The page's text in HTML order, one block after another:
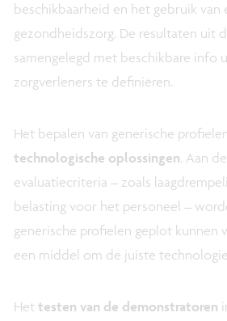
beschikbaarheid en het gebruik van
gezondheidszorg. De resultaten uit
samengelegd met beschikbare info
zorgverleners te definiëren.
Het bepalen van generische
technologische oplossingen. Aan
evaluatiecriteria – zoals
belasting voor het personeel –
generische profielen geplot kunnen
een middel om de juiste
Het testen van de demonstratoren